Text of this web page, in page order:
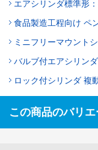
エアシリンダ標準形
食品製造工程向け ペ
ミニフリーマウント
バルブ付エアシリン
ロック付シリンダ 複
この商品のバリ